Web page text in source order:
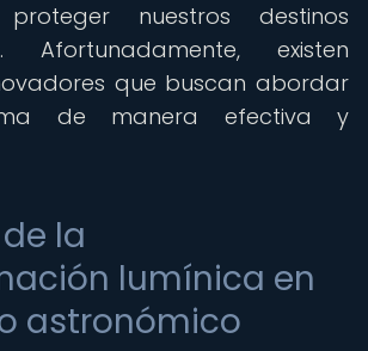
nuestros destinos
Afortunadamente, existen
que buscan abordar
de manera efectiva y
la
lumínica en
astronómico